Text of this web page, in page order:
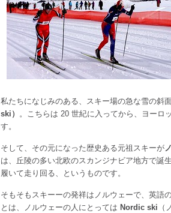
沸
し
器……
北
欧
や
き
た
私たちになじみのある、スキー場の急な雪の斜
ski） 。こちらは 20 世紀に入ってから、ヨーロ
す。
そして、その元になった歴史ある元祖スキーが
は、丘陵の多い北欧のスカンジナビア地方で誕
履いて走り回る、というものです。
そもそもスキーーの発祥はノルウェーで、英語
とは、ノルウェーの人にとっては Nordic ski